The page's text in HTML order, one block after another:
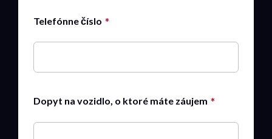
Telefónne číslo
Dopyt na vozidlo, o ktoré máte záujem